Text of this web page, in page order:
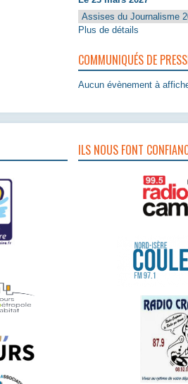
Assises du Journalisme
Plus de détails
COMMUNIQUÉS DE
Aucun évènement à
ILS NOUS FONT